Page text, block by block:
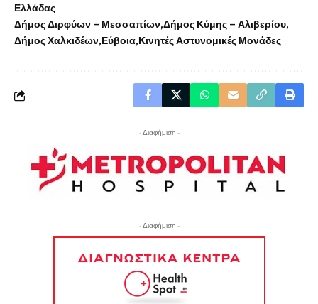
Ελλάδας
Δήμος Διρφύων – Μεσσαπίων Δήμος Κύμης – Αλιβερίου
Δήμος Χαλκιδέων Εύβοια Κινητές Αστυνομικές Μονάδες
- Διαφήμιση -
- Διαφήμιση -